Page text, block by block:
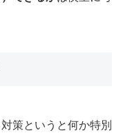
策というと何か特別